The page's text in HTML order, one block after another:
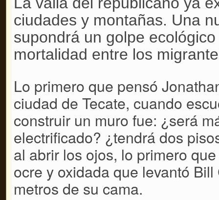
ciudades y montañas. Una
supondrá un golpe
mortalidad entre los
Lo primero que pensó
ciudad de Tecate, cuando
construir un muro fue: ¿será
electrificado? ¿tendrá dos
al abrir los ojos, lo primero
ocre y oxidada que levantó
metros de su cama.